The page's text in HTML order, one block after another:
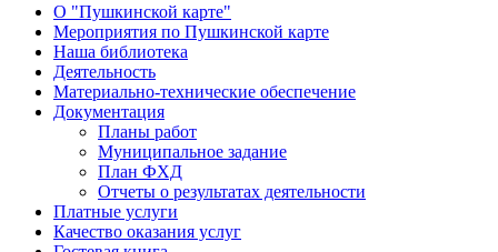
О "Пушкинской карте"
Мероприятия по Пушкинской карте
Наша библиотека
Деятельность
Материально-технические обеспечение
Документация
Планы работ
Муниципальное задание
План ФХД
Отчеты о результатах деятельности
Платные услуги
Качество оказания услуг